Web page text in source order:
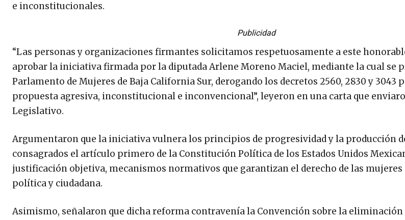
e inconstitucionales.
Publicidad
“Las personas y organizaciones firmantes solicitamos respetuosamente a este
aprobar la iniciativa firmada por la diputada Arlene Moreno Maciel, mediante la cual se
Parlamento de Mujeres de Baja California Sur, derogando los decretos 2560, 2830 y 3043
propuesta agresiva, inconstitucional e inconvencional”, leyeron en una carta que
Legislativo.
Argumentaron que la iniciativa vulnera los principios de progresividad y la producción
consagrados el artículo primero de la Constitución Política de los Estados Unidos
justificación objetiva, mecanismos normativos que garantizan el derecho de las
política y ciudadana.
Asimismo, señalaron que dicha reforma contravenía la Convención sobre la eliminación